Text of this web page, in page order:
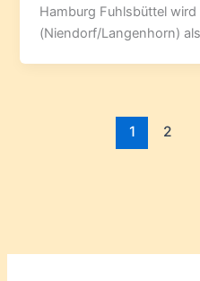
Hamburg Fuhlsbüttel
(Niendorf/Langenhorn)
1 2